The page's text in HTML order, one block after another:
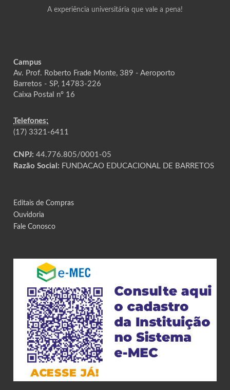
A experiência universitária que vale a pena!
Campus
Av. Prof. Roberto Frade Monte, 389 - Aeroporto
Barretos - SP, 14783-226
Caixa Postal nº 16
Telefones:
(17) 3321-6411
CNPJ: 44.776.805/0001-05
Razão Social: FUNDACAO EDUCACIONAL DE BARRETOS
Editais de Compras
Ouvidoria
Fale Conosco